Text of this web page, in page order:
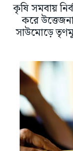
কৃষি সমবায়
করে
সাউমোড়ে